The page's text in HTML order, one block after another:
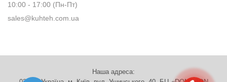
10:00 - 17:00 (Пн-Пт)
sales@kuhteh.com.ua
Наша адреса: